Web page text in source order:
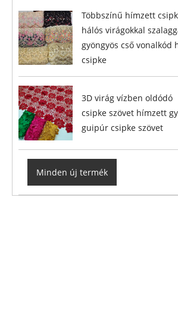
Többszínű hímzett
hálós virágokkal
gyöngyös cső vonalkód
csipke
3D virág vízben oldódó
csipke szövet hímzett
guipúr csipke szövet
Minden új termék